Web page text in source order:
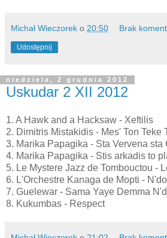
Michał Wieczorek o 20:50 Brak
Udostępnij
niedziela, 2 grudnia 2012
Uskudar 2 XII 2012
1. A Hawk and a Hacksaw - Xeftilis
2. Dimitris Mistakidis - Mes' Ton Teke
3. Marika Papagika - Sta Vervena sta
4. Marika Papagika - Stis arkadis to
5. Le Mystere Jazz de Tombouctou -
6. L'Orchestre Kanaga de Mopti -
7. Guelewar - Sama Yaye Demma
8. Kukumbas - Respect